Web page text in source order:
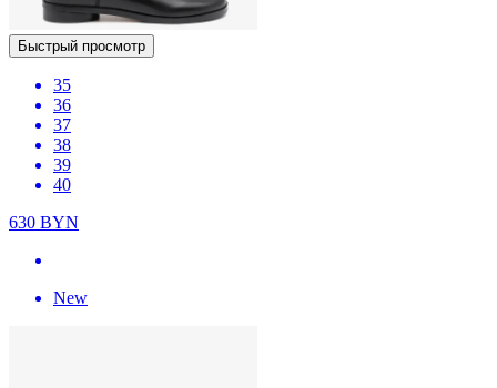
Быстрый просмотр
35
36
37
38
39
40
630 BYN
New